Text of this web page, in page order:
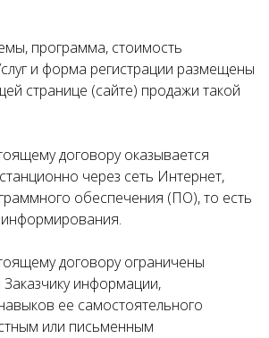
программа, стоимость
и форма регистрации размещены
странице (сайте) продажи такой
договору оказывается
через сеть Интернет,
обеспечения (ПО), то есть
договору ограничены
информации,
ее самостоятельного
или письменным